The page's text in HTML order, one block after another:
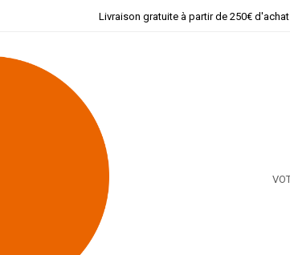
Livraison gratuite à partir de 250€